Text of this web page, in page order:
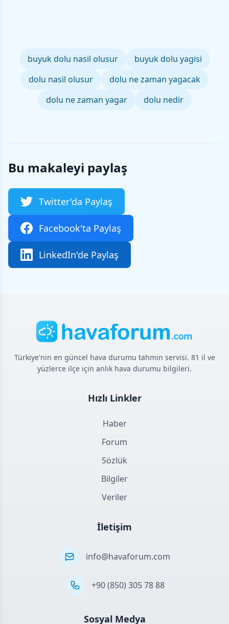
buyuk dolu nasil olusur
buyuk dolu yagisi
dolu nasil olusur
dolu ne zaman yagacak
dolu ne zaman yagar
dolu nedir
Bu makaleyi paylaş
Twitter'da Paylaş
Facebook'ta Paylaş
LinkedIn'de Paylaş
Türkiye'nin en güncel hava durumu tahmin servisi. 81 il ve
yüzlerce ilçe için anlık hava durumu bilgileri.
Hızlı Linkler
Haber
Forum
Sözlük
Bilgiler
Veriler
İletişim
info@havaforum.com
+90 (850) 305 78 88
Sosyal Medya